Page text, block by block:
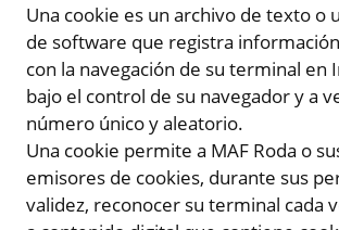
Una cookie es un archivo de texto o
de software que registra
con la navegación de su terminal en
bajo el control de su navegador y a
número único y aleatorio.
Una cookie permite a MAF Roda o
emisores de cookies, durante sus
validez, reconocer su terminal cada